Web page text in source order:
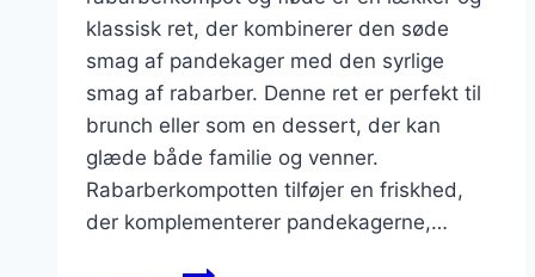
klassisk ret, der kombinerer den søde
smag af pandekager med den syrlige
smag af rabarber. Denne ret er perfekt til
brunch eller som en dessert, der kan
glæde både familie og venner.
Rabarberkompotten tilføjer en friskhed,
der komplementerer pandekagerne,…